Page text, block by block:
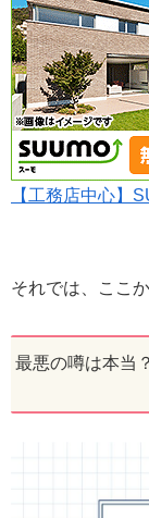
【工務店中心】
それでは、ここ
最悪の噂は本当